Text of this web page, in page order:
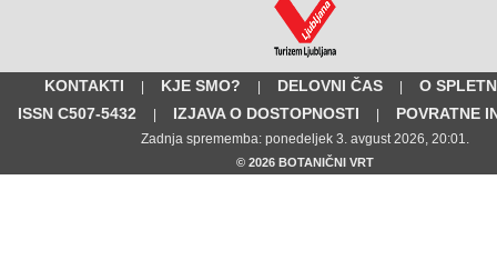
KONTAKTI | KJE SMO? | DELOVNI ČAS |
O
ISSN C507-5432
| IZJAVA O DOSTOPNOSTI | POVRATNE
Zadnja sprememba: ponedeljek 3. avgust 2026, 20:01.
© 2026 BOTANIČNI VRT